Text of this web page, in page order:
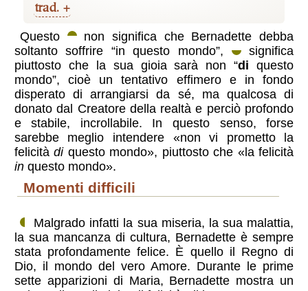
trad.
Questo
non significa che Bernadette debba
soltanto soffrire “in questo mondo”,
significa
piuttosto che la sua gioia sarà non “di questo
mondo”, cioè un tentativo effimero e in fondo
disperato di arrangiarsi da sé, ma qualcosa di
donato dal Creatore della realtà e perciò profondo
e stabile, incrollabile. In questo senso, forse
sarebbe meglio intendere «non vi prometto la
felicitàdiquesto mondo», piuttosto che «la felicità
inquesto mondo».
momenti difficili
Malgrado infatti la sua miseria, la sua malattia,
la sua mancanza di cultura, Bernadette è sempre
stata profondamente felice. È quello il Regno di
Dio, il mondo del vero Amore. Durante le prime
sette apparizioni di Maria, Bernadette mostra un